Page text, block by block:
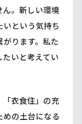
ん。新しい環境
という気持ち
ります。私た
いと考えてい
衣食住」の充
の土台になる